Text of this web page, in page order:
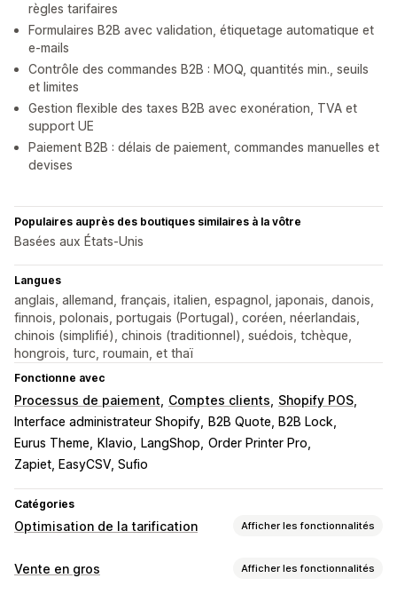
règles tarifaires
Formulaires B2B avec validation, étiquetage automatique et
e-mails
Contrôle des commandes B2B : MOQ, quantités min., seuils
et limites
Gestion flexible des taxes B2B avec exonération, TVA et
support UE
Paiement B2B : délais de paiement, commandes manuelles et
devises
Populaires auprès des boutiques similaires à la vôtre
Basées aux États-Unis
Langues
anglais, allemand, français, italien, espagnol, japonais, danois,
finnois, polonais, portugais (Portugal), coréen, néerlandais,
chinois (simplifié), chinois (traditionnel), suédois, tchèque,
hongrois, turc, roumain, et thaï
Fonctionne avec
Processus de paiement Comptes clients
Shopify POS
Interface administrateur Shopify
B2B Quote, B2B Lock
Eurus Theme
Klavio LangShop Order Printer Pro
Zapiet, EasyCSV, Sufio
Catégories
Optimisation de la tarification Afficher les fonctionnalités
Gestion de la tarification
Vente en gros Afficher les fonctionnalités